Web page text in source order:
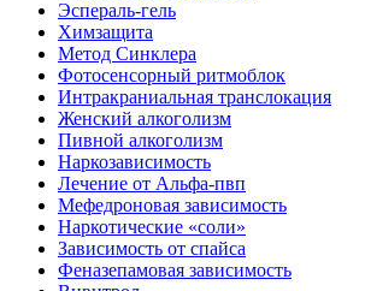
Эспераль-гель
Химзащита
Метод Синклера
Фотосенсорный ритмоблок
Интракраниальная транслокация
Женский алкоголизм
Пивной алкоголизм
Наркозависимость
Лечение от Альфа-пвп
Мефедроновая зависимость
Наркотические «соли»
Зависимость от спайса
Феназепамовая зависимость